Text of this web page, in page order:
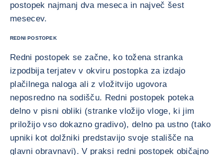
postopek najmanj dva meseca in največ šest
mesecev.
REDNI POSTOPEK
Redni postopek se začne, ko tožena stranka
izpodbija terjatev v okviru postopka za izdajo
plačilnega naloga ali z vložitvijo ugovora
neposredno na sodišču. Redni postopek poteka
delno v pisni obliki (stranke vložijo vloge, ki jim
priložijo vso dokazno gradivo), delno pa ustno (tako
upniki kot dolžniki predstavijo svoje stališče na
glavni obravnavi). V praksi redni postopek običajno